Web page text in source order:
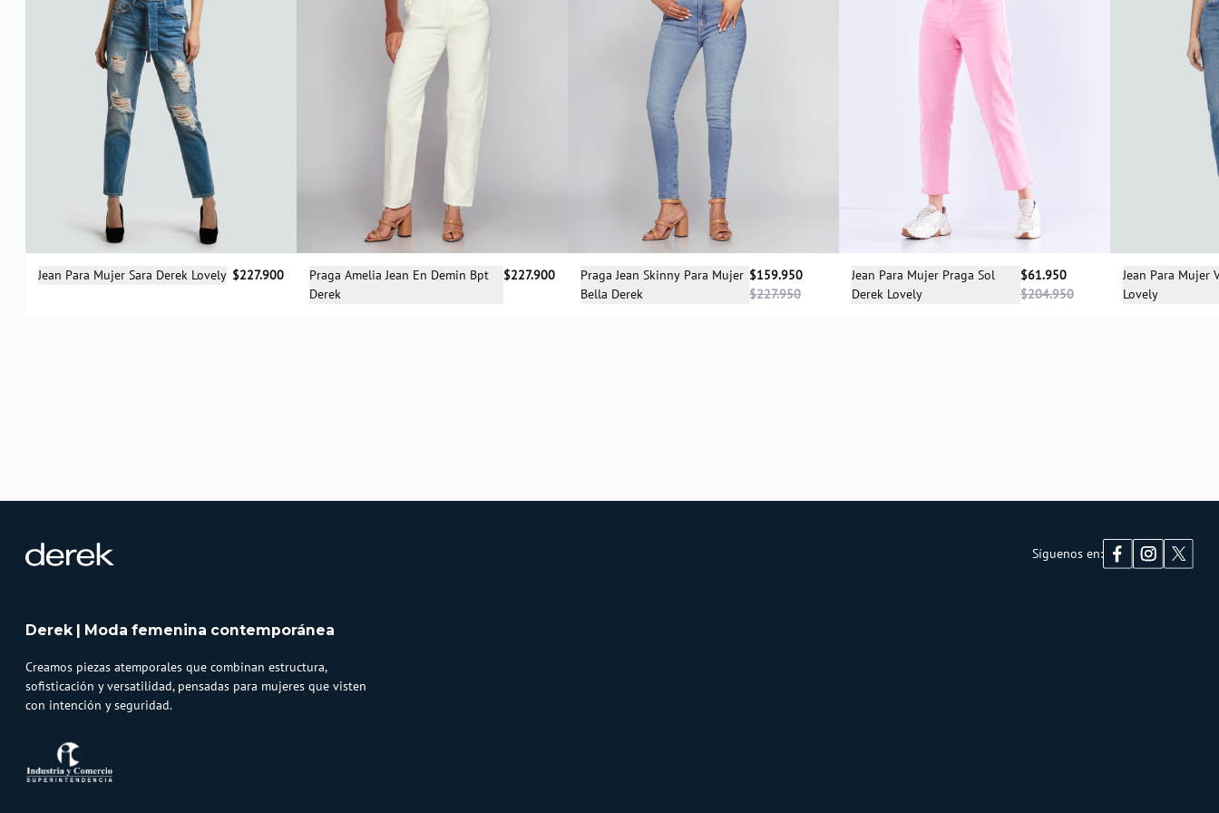
Selecciona una talla
Jean Para Mujer Sara Derek Lovely $227.900 Selecciona una talla
Praga Amelia Jean En Demin Bpt
Derek
$227.900 Selecciona una talla
Praga Jean Skinny Para Mujer
Bella Derek
$159.950
$227.950
Selecciona una talla
Jean Para Mujer Praga Sol
Derek Lovely
$61.950
$204.950
Jean Para Mujer
Lovely
Síguenos en:
Derek | Moda femenina contemporánea
Creamos piezas atemporales que combinan estructura,
sofisticación y versatilidad, pensadas para mujeres que visten
con intención y seguridad.